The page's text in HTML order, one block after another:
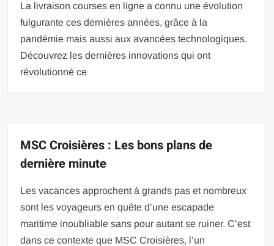
La livraison courses en ligne a connu une évolution
fulgurante ces dernières années, grâce à la
pandémie mais aussi aux avancées technologiques.
Découvrez les dernières innovations qui ont
révolutionné ce
MSC Croisières : Les bons plans de
dernière minute
Les vacances approchent à grands pas et nombreux
sont les voyageurs en quête d’une escapade
maritime inoubliable sans pour autant se ruiner. C’est
dans ce contexte que MSC Croisières, l’un